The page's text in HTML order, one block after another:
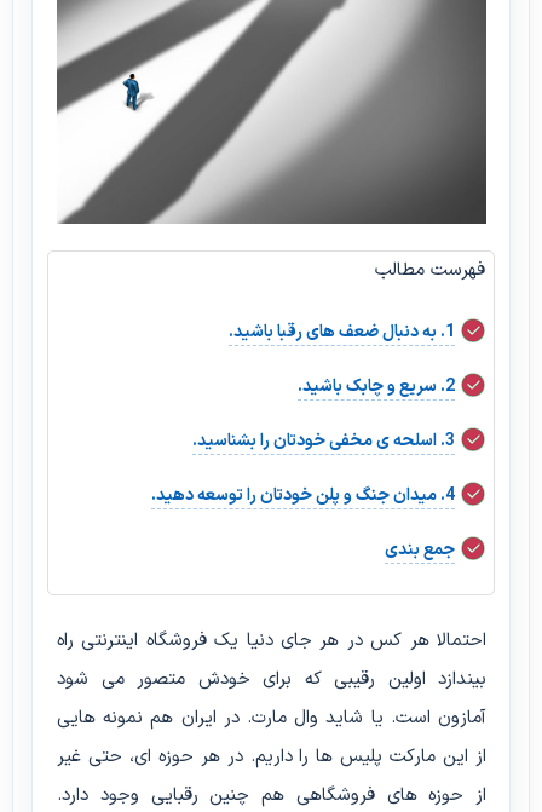
فهرست مطالب
1. به دنبال ضعف های رقبا باشید.
2. سریع و چابک باشید.
3. اسلحه ی مخفی خودتان را بشناسید.
4. میدان جنگ و پلن خودتان را توسعه دهید.
جمع بندی
احتمالا هر کس در هر جای دنیا یک فروشگاه اینترنتی راه
بیندازد اولین رقیبی که برای خودش متصور می شود
آمازون است. یا شاید وال مارت. در ایران هم نمونه هایی
از این مارکت پلیس ها را داریم. در هر حوزه ای، حتی غیر
از حوزه های فروشگاهی هم چنین رقبایی وجود دارد.